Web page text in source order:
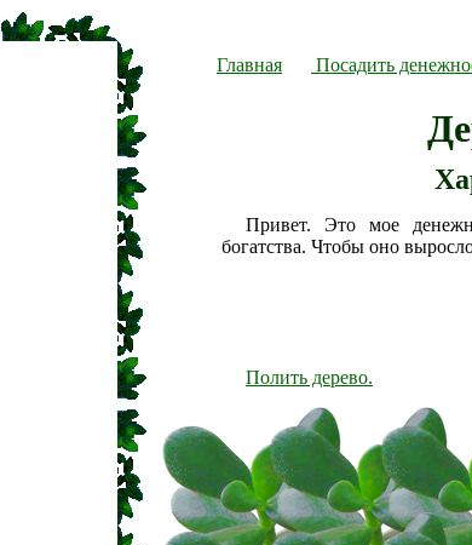
Главная Посадить
Привет. Это мое
богатства. Чтобы оно
Полить дерево.